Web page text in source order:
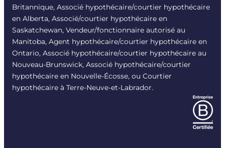
Britannique, Associé hypothécaire/courtier hypothécaire
en Alberta, Associé/courtier hypothécaire en
Saskatchewan, Vendeur/fonctionnaire autorisé au
Manitoba, Agent hypothécaire/courtier hypothécaire en
Ontario, Associé hypothécaire/courtier hypothécaire au
Nouveau-Brunswick, Associé hypothécaire/courtier
hypothécaire en Nouvelle-Écosse, ou Courtier
hypothécaire à Terre-Neuve-et-Labrador.